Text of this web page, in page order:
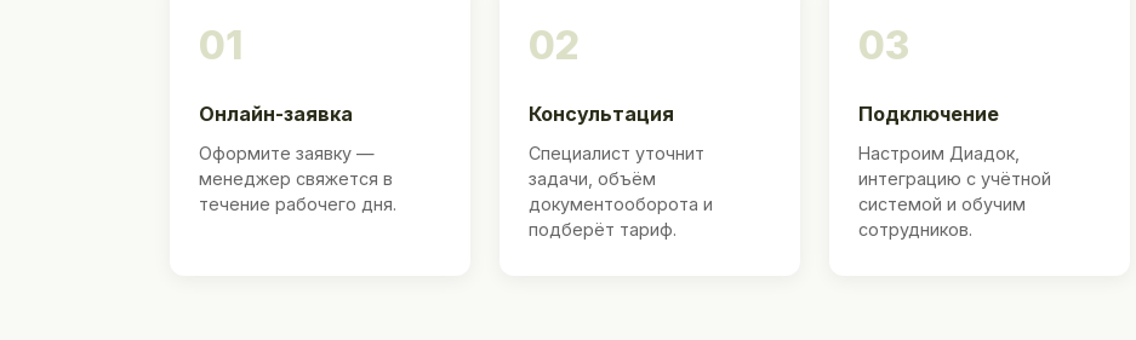
01
Онлайн-заявка
Оформите заявку —
менеджер свяжется в
течение рабочего дня.
02
Консультация
Специалист уточнит
задачи, объём
документооборота и
подберёт тариф.
03
Подключение
Настроим Диадок,
интеграцию с учётной
системой и обучим
сотрудников.